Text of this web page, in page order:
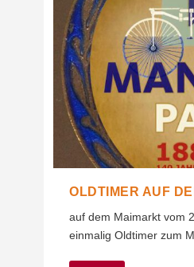
OLDTIMER AUF
auf dem Maimarkt vom
einmalig Oldtimer zum